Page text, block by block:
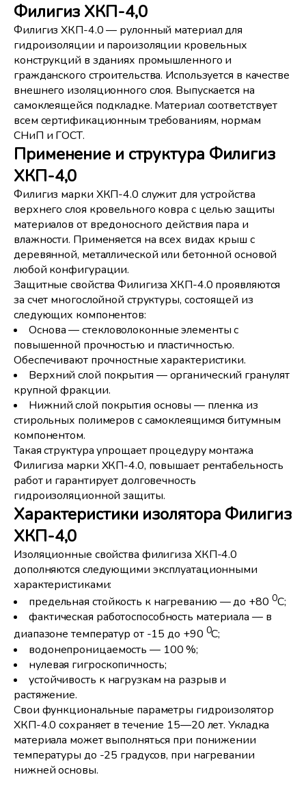
Филигиз ХКП-4,0
Филигиз ХКП-4.0 — рулонный материал для
гидроизоляции и пароизоляции кровельных
конструкций в зданиях промышленного и
гражданского строительства. Используется в качестве
внешнего изоляционного слоя. Выпускается на
самоклеящейся подкладке. Материал соответствует
всем сертификационным требованиям, нормам
СНиП и ГОСТ.
Применение и структура Филигиз
ХКП-4,0
Филигиз марки ХКП-4.0 служит для устройства
верхнего слоя кровельного ковра с целью защиты
материалов от вредоносного действия пара и
влажности. Применяется на всех видах крыш с
деревянной, металлической или бетонной основой
любой конфигурации.
Защитные свойства Филигиза ХКП-4.0 проявляются
за счет многослойной структуры, состоящей из
следующих компонентов:
Основа — стекловолоконные элементы с
повышенной прочностью и пластичностью.
Обеспечивают прочностные характеристики.
Верхний слой покрытия — органический гранулят
крупной фракции.
Нижний слой покрытия основы — пленка из
стирольных полимеров с самоклеящимся битумным
компонентом.
Такая структура упрощает процедуру монтажа
Филигиза марки ХКП-4.0, повышает рентабельность
работ и гарантирует долговечность
гидроизоляционной защиты.
Характеристики изолятора Филигиз
ХКП-4,0
Изоляционные свойства филигиза ХКП-4.0
дополняются следующими эксплуатационными
характеристиками:
предельная стойкость к нагреванию — до +80 0С;
фактическая работоспособность материала — в
диапазоне температур от -15 до +90 0С;
водонепроницаемость — 100 %;
нулевая гигроскопичность;
устойчивость к нагрузкам на разрыв и
растяжение.
Свои функциональные параметры гидроизолятор
ХКП-4.0 сохраняет в течение 15—20 лет. Укладка
материала может выполняться при понижении
температуры до -25 градусов, при нагревании
нижней основы.